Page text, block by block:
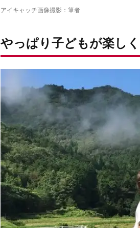
アイキャッチ画像撮影：筆者
やっぱり子どもが楽し